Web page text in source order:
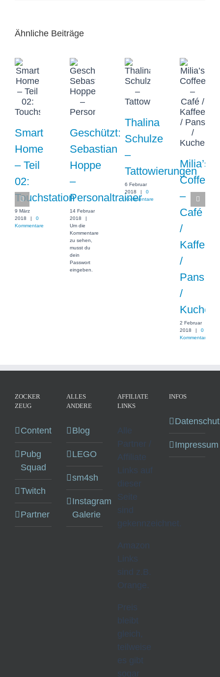
Ähnliche Beiträge
Smart
Home
– Teil
02:
Touchstation
9 März
2018
|
0
Kommentare
Geschützt:
Sebastian
Hoppe
–
Personaltrainer
14 Februar
2018
|
Um die
Kommentare
zu sehen,
musst du
dein
Passwort
eingeben.
Thalina
Schulze
–
Tattowierungen
6 Februar
2018
|
0
Kommentare
Milia’s
Coffee
–
Café
/
Kaffee
/
Pans
/
Kuchen
2 Februar
2018
|
0
Kommentare
ZOCKER
ZEUG
Content
Pubg
Squad
Twitch
Partner
ALLES
ANDERE
Blog
LEGO
sm4sh
Instagram
Galerie
AFFILIATE
LINKS
Alle
Partner /
Affiliate
Links auf
dieser
Seite
sind
gekennzeichnet.
Amazon
Links
sind z.B.
Orange.
Preis
bleibt
gleich,
teilweise
es gibt
sogar
INFOS
Impressum